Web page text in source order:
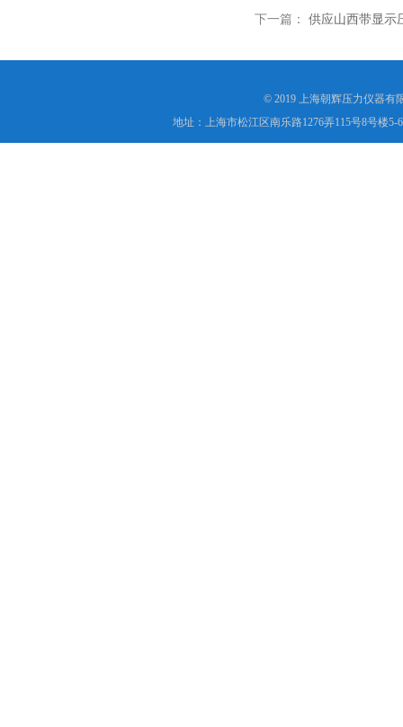
下一篇：
供应山西带显示
© 2019 上海朝辉压力仪器有
地址：上海市松江区南乐路1276弄115号8号楼5-